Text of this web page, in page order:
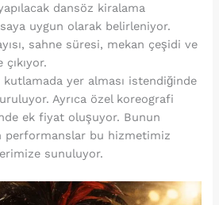
dansöz kiralama
uygun olarak belirleniyor.
sahne süresi, mekan çeşidi ve
yer alması istendiğinde
Ayrıca özel koreografi
ek fiyat oluşuyor. Bunun
performanslar bu hizmetimiz
sunuluyor.